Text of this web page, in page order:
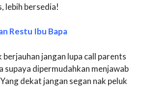
lebih bersedia!
Restu Ibu Bapa
berjauhan jangan lupa call parents
supaya dipermudahkan menjawab
Yang dekat jangan segan nak peluk